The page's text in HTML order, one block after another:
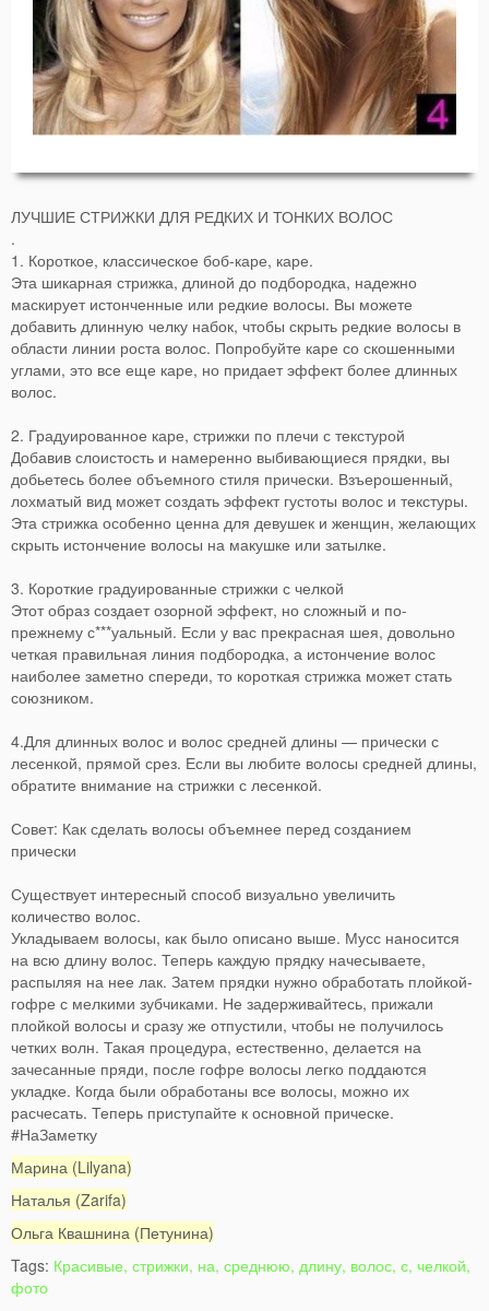
ЛУЧШИЕ СТРИЖКИ ДЛЯ РЕДКИХ И ТОНКИХ ВОЛОС
.
1. Короткое, классическое боб-каре, каре.
Эта шикарная стрижка, длиной до подбородка, надежно
маскирует истонченные или редкие волосы. Вы можете
добавить длинную челку набок, чтобы скрыть редкие волосы в
области линии роста волос. Попробуйте каре со скошенными
углами, это все еще каре, но придает эффект более длинных
волос.
2. Градуированное каре, стрижки по плечи с текстурой
Добавив слоистость и намеренно выбивающиеся прядки, вы
добьетесь более объемного стиля прически. Взъерошенный,
лохматый вид может создать эффект густоты волос и текстуры.
Эта стрижка особенно ценна для девушек и женщин, желающих
скрыть истончение волосы на макушке или затылке.
3. Короткие градуированные стрижки с челкой
Этот образ создает озорной эффект, но сложный и по-
прежнему с***уальный. Если у вас прекрасная шея, довольно
четкая правильная линия подбородка, а истончение волос
наиболее заметно спереди, то короткая стрижка может стать
союзником.
4.Для длинных волос и волос средней длины — прически с
лесенкой, прямой срез. Если вы любите волосы средней длины,
обратите внимание на стрижки с лесенкой.
Совет: Как сделать волосы объемнее перед созданием
прически
Существует интересный способ визуально увеличить
количество волос.
Укладываем волосы, как было описано выше. Мусс наносится
на всю длину волос. Теперь каждую прядку начесываете,
распыляя на нее лак. Затем прядки нужно обработать плойкой-
гофре с мелкими зубчиками. Не задерживайтесь, прижали
плойкой волосы и сразу же отпустили, чтобы не получилось
четких волн. Такая процедура, естественно, делается на
зачесанные пряди, после гофре волосы легко поддаются
укладке. Когда были обработаны все волосы, можно их
расчесать. Теперь приступайте к основной прическе.
#НаЗаметку
Марина (Lilyana)
Наталья (Zarifa)
Ольга Квашнина (Петунина)
Tags: Красивые, стрижки, на, среднюю, длину, волос, с, челкой,
фото